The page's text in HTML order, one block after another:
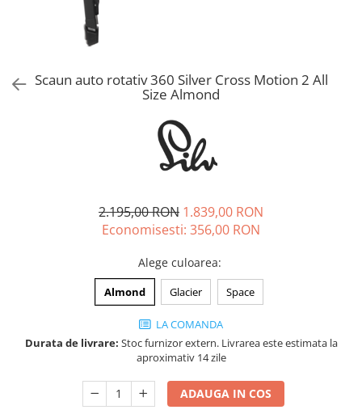
Jucarii educative
Figurine jucarii mici
Jucarii electronice
Scaun auto rotativ 360 Silver Cross Motion 2 All
Size Almond
2.195,00 RON 1.839,00 RON
Economisesti: 356,00 RON
Alege culoarea:
Almond Glacier Space
LA COMANDA
Durata de livrare: Stoc furnizor extern. Livrarea este estimata la
aproximativ 14 zile
ADAUGA IN COS